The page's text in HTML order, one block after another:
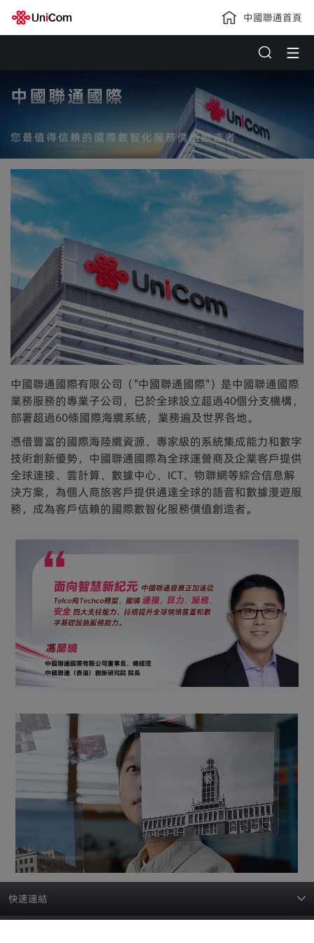
中國聯通首頁
中國聯通國際
您最值得信賴的國際數智化服務價值創造者
中國聯通國際有限公司（"中國聯通國際"）是中國聯通國際
業務服務的專業子公司，已於全球設立超過40個分支機構，
部署超過60條國際海纜系統，業務遍及世界各地。
憑借豐富的國際海陸纜資源、專家級的系統集成能力和數字
技術創新優勢，中國聯通國際為全球運營商及企業客戶提供
全球連接、雲計算、數據中心、ICT、物聯網等綜合信息解
決方案，為個人商旅客戶提供通達全球的語音和數據漫遊服
務，成為客戶信賴的國際數智化服務價值創造者。
快速連結